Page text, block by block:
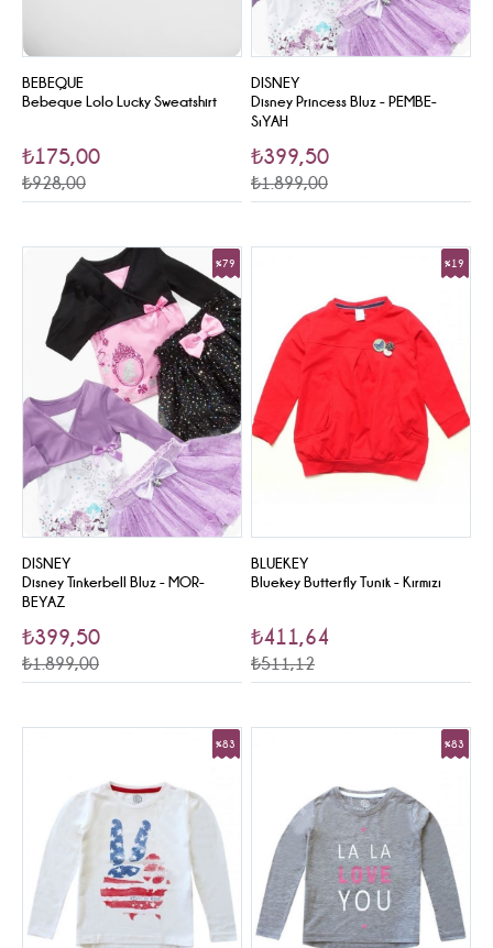
BEBEQUE
Bebeque Lolo Lucky Sweatshirt
₺175,00
₺928,00
DISNEY
Disney Princess Bluz - PEMBE-
SıYAH
₺399,50
₺1.899,00
DISNEY
Disney Tinkerbell Bluz - MOR-
BEYAZ
₺399,50
₺1.899,00
%79
Sale
BLUEKEY
Bluekey Butterfly Tunik - Kırmızı
₺411,64
₺511,12
%19
%83 %83